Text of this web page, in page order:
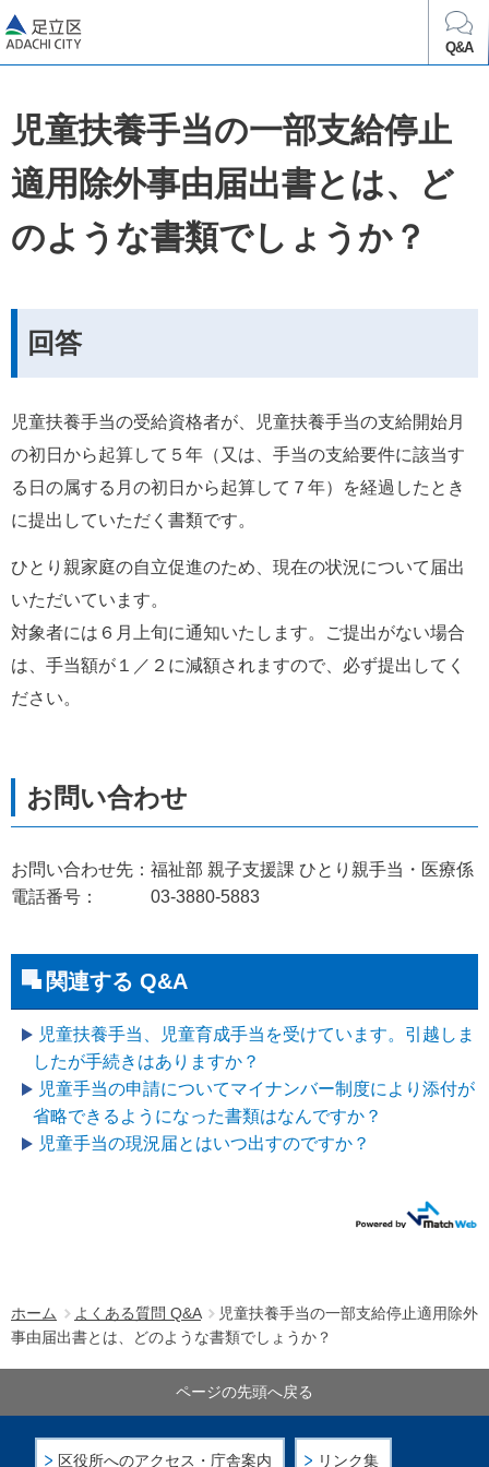
Q&A
ホーム よくある質問 Q&A
児童扶養手当の一部支給停止適用除外
事由届出書とは、どのような書類でしょうか？
児童扶養手当の一部支給停止
適用除外事由届出書とは、ど
のような書類でしょうか？
回答
児童扶養手当の受給資格者が、児童扶養手当の支給開始月
の初日から起算して５年（又は、手当の支給要件に該当す
る日の属する月の初日から起算して７年）を経過したとき
に提出していただく書類です。
ひとり親家庭の自立促進のため、現在の状況について届出
いただいています。
対象者には６月上旬に通知いたします。ご提出がない場合
は、手当額が１／２に減額されますので、必ず提出してく
ださい。
お問い合わせ先：福祉部 親子支援課 ひとり親手当・医療係
電話番号： 03-3880-5883
関連する Q&A
児童扶養手当、児童育成手当を受けています。引越しま
したが手続きはありますか？
児童手当の申請についてマイナンバー制度により添付が
省略できるようになった書類はなんですか？
児童手当の現況届とはいつ出すのですか？
区役所へのアクセス・庁舎案内 リンク集
ページの先頭へ戻る